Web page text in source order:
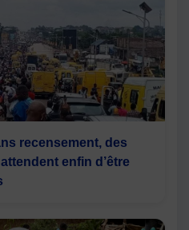
recensement, des
enfin d’être